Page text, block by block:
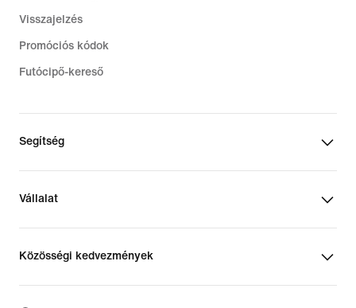
Visszajelzés
Promóciós kódok
Futócipő-kereső
Segítség
Vállalat
Közösségi kedvezmények